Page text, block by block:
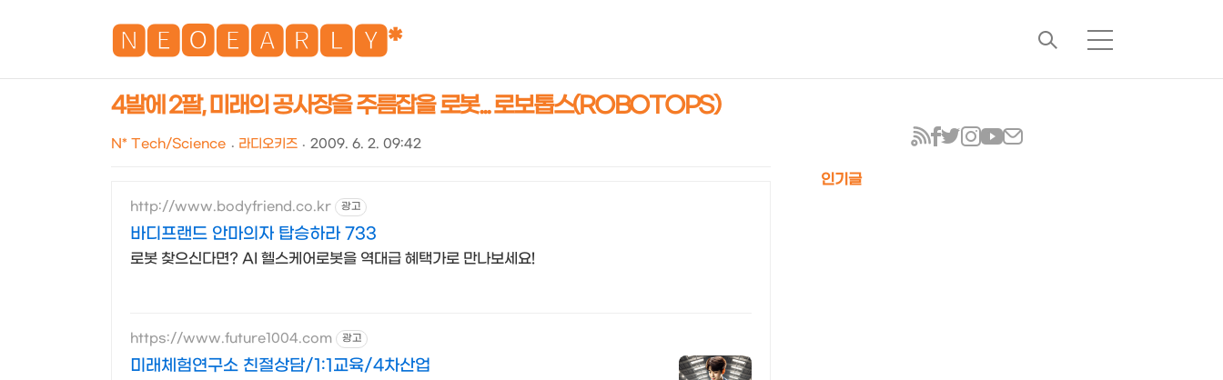
🅽🅴🅾🅴🅰🆁🅻🆈*NEOEARLY*
검
메
4발에 2팔, 미래의 공사장을 주름잡을 로봇... 로보톱스(ROBOTOPS)
N* Tech/Science 라디오키즈 2009. 6. 2. 09:42
http://www.bodyfriend.co.kr 광고
바디프랜드 안마의자 탑승하라 733
로봇 찾으신다면? AI 헬스케어로봇을 역대급 혜택가로 만나보세요!
https://www.future1004.com 광고
미래체험연구소 친절상담/1:1교육/4차산업
인기글